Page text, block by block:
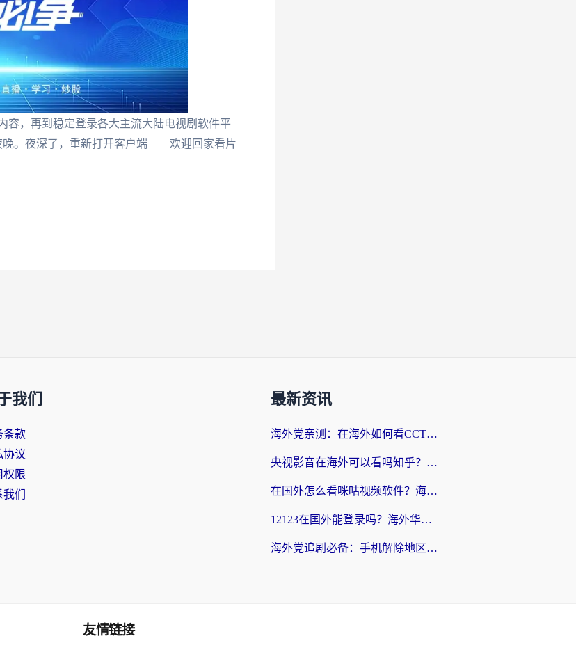
容，再到稳定登录各大主流大陆电视剧软件平
晚。夜深了，重新打开客户端——欢迎回家看片
我们
条款
协议
权限
们
最新资讯
海外党亲测：在海外如何看CCTV？告别“仅限大陆播放”的实用指南
央视影音在海外可以看吗知乎？留学生亲测：3步解决地域限制+追剧自由
在国外怎么看咪咕视频软件？海外党亲测有效的回国加速方案
12123在国外能登录吗？海外华人必看的回国加速实用指南
海外党追剧必备：手机解除地区限制app怎么选？解决央视视频&国内剧地区限制全指南
友情链接